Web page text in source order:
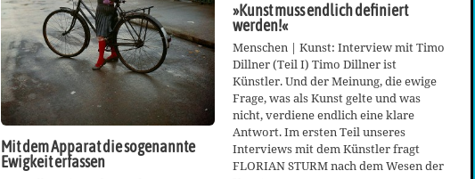
Mit dem Apparat die sogenannte
Ewigkeit erfassen
»Kunst muss endlich definiert
werden!«
Menschen | Kunst: Interview mit Timo
Dillner (Teil I) Timo Dillner ist
Künstler. Und der Meinung, die ewige
Frage, was als Kunst gelte und was
nicht, verdiene endlich eine klare
Antwort. Im ersten Teil unseres
Interviews mit dem Künstler fragt
FLORIAN STURM nach dem Wesen der